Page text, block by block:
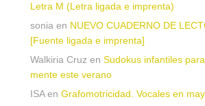
Letra M (Letra ligada e imprenta)
sonia en NUEVO CUADERNO DE
[Fuente ligada e imprenta]
Walkiria Cruz en Sudokus infantiles
mente este verano
ISAen Grafomotricidad. Vocales en